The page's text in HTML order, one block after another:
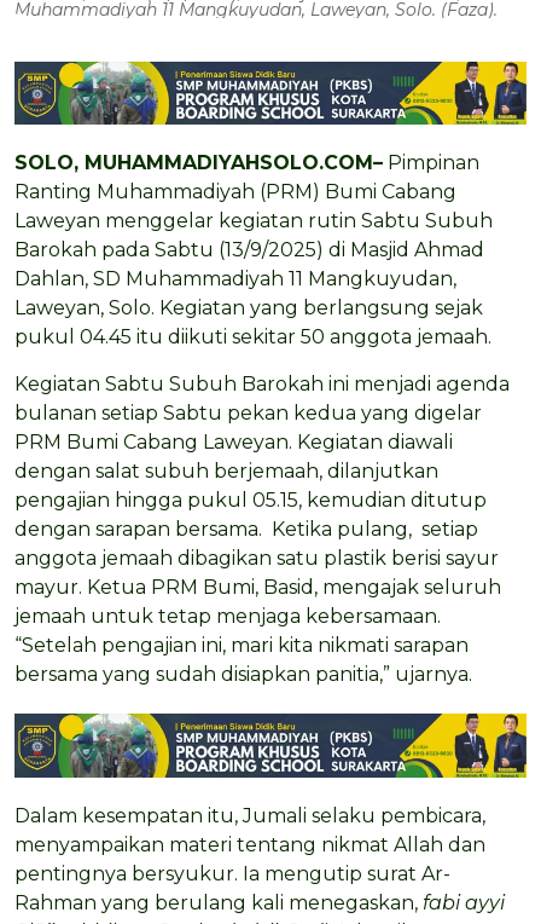
Muhammadiyah 11 Mangkuyudan, Laweyan, Solo. (Faza).
SOLO, MUHAMMADIYAHSOLO.COM – Pimpinan
Ranting Muhammadiyah (PRM) Bumi Cabang
Laweyan menggelar kegiatan rutin Sabtu Subuh
Barokah pada Sabtu (13/9/2025) di Masjid Ahmad
Dahlan, SD Muhammadiyah 11 Mangkuyudan,
Laweyan, Solo. Kegiatan yang berlangsung sejak
pukul 04.45 itu diikuti sekitar 50 anggota jemaah.
Kegiatan Sabtu Subuh Barokah ini menjadi agenda
bulanan setiap Sabtu pekan kedua yang digelar
PRM Bumi Cabang Laweyan. Kegiatan diawali
dengan salat subuh berjemaah, dilanjutkan
pengajian hingga pukul 05.15, kemudian ditutup
dengan sarapan bersama. Ketika pulang, setiap
anggota jemaah dibagikan satu plastik berisi sayur
mayur. Ketua PRM Bumi, Basid, mengajak seluruh
jemaah untuk tetap menjaga kebersamaan.
“Setelah pengajian ini, mari kita nikmati sarapan
bersama yang sudah disiapkan panitia,” ujarnya.
Dalam kesempatan itu, Jumali selaku pembicara,
menyampaikan materi tentang nikmat Allah dan
pentingnya bersyukur. Ia mengutip surat Ar-
Rahman yang berulang kali menegaskan, fabi ayyi